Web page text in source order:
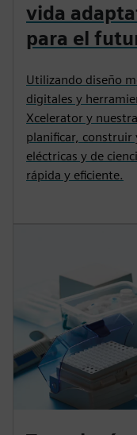
vida
para el
Utilizando diseño
digitales y
Xcelerator y
planificar, construir
eléctricas y de
rápida y eficiente.